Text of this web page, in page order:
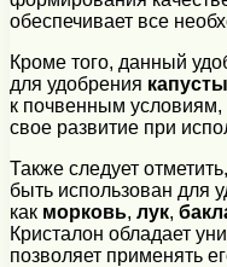
обеспечивает все
Кроме того, данный
для удобрения капусты
к почвенным условиям,
свое развитие при
Также следует
быть использован для
как морковь, лук,
Кристалон обладает
позволяет применять